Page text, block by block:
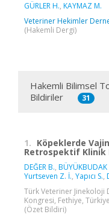
GÜRLER H., KAYMAZ M.
Veteriner Hekimler
(Hakemli Dergi)
Hakemli Bilimsel
Bildiriler
31
1. Köpeklerde
Retrospektif Klinik
DEĞER B., BÜYÜKBUDAK
Yurtseven Z. İ., Yapıcı S.,
Türk Veteriner Jinekoloji
Kongresi, Fethiye,
(Özet Bildiri)